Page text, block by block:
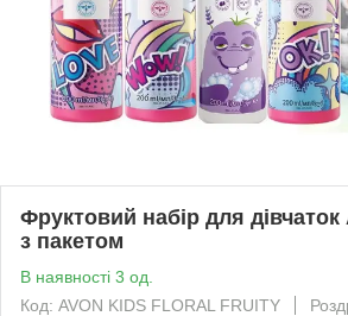
Фруктовий набір для
з пакетом
В наявності 3 од.
Код: AVON KIDS FLORAL FRUITY